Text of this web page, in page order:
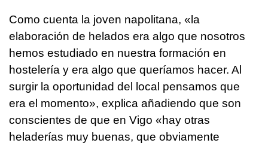
Como cuenta la joven napolitana, «la
elaboración de helados era algo que nosotros
hemos estudiado en nuestra formación en
hostelería y era algo que queríamos hacer. Al
surgir la oportunidad del local pensamos que
era el momento», explica añadiendo que son
conscientes de que en Vigo «hay otras
heladerías muy buenas, que obviamente